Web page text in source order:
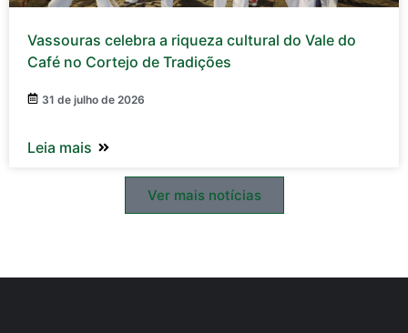
Vassouras celebra a riqueza cultural do Vale do
Café no Cortejo de Tradições
31 de julho de 2026
Leia mais
Ver mais notícias